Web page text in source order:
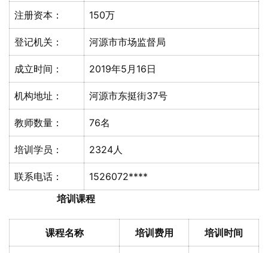
注册资本： 150万
登记机关： 河源市市场监督局
成立时间： 2019年5月16日
机构地址： 河源市东挺街37号
教师数量： 76名
培训学员： 2324人
联系电话：
1526072****
培训课程
课程名称 培训费用 培训时间